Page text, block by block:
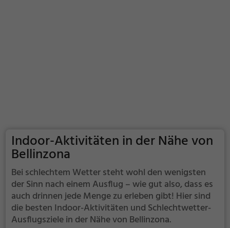
Indoor-Aktivitäten in der Nähe von
Bellinzona
Bei schlechtem Wetter steht wohl den wenigsten
der Sinn nach einem Ausflug – wie gut also, dass es
auch drinnen jede Menge zu erleben gibt! Hier sind
die besten Indoor-Aktivitäten und Schlechtwetter-
Ausflugsziele in der Nähe von Bellinzona.